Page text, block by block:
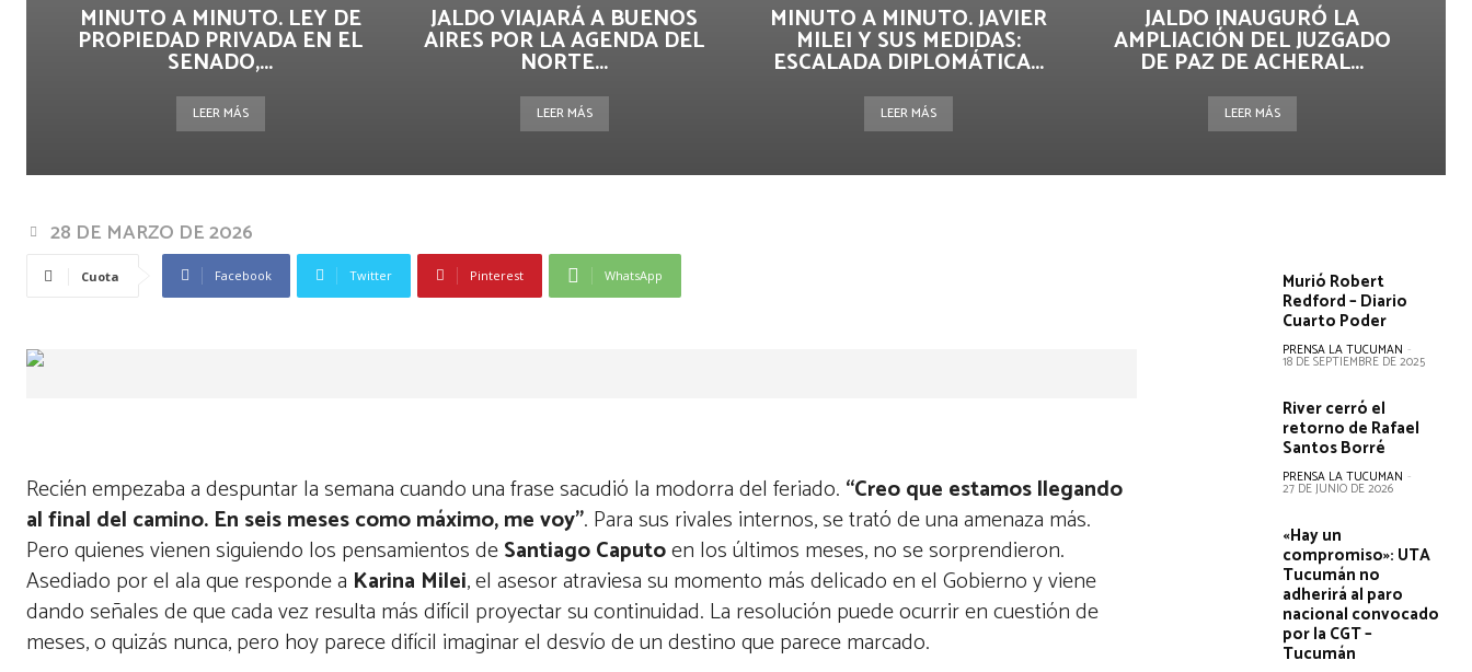
MINUTO A MINUTO. LEY DE
PROPIEDAD PRIVADA EN EL
SENADO,...
LEER MÁS
JALDO VIAJARÁ A BUENOS
AIRES POR LA AGENDA DEL
NORTE...
LEER MÁS
MINUTO A MINUTO. JAVIER
MILEI Y SUS MEDIDAS:
ESCALADA DIPLOMÁTICA...
LEER MÁS
JALDO INAUGURÓ LA
AMPLIACIÓN DEL JUZGADO
DE PAZ DE ACHERAL...
LEER MÁS
28 DE MARZO DE 2026
Cuota Facebook Twitter Pinterest WhatsApp
Recién empezaba a despuntar la semana cuando una frase sacudió la modorra del feriado. “Creo que estamos llegando
al final del camino. En seis meses como máximo, me voy”. Para sus rivales internos, se trató de una amenaza más.
Pero quienes vienen siguiendo los pensamientos deSantiago Caputoen los últimos meses, no se sorprendieron.
Asediado por el ala que responde a Karina Milei, el asesor atraviesa su momento más delicado en el Gobierno y viene
dando señales de que cada vez resulta más difícil proyectar su continuidad. La resolución puede ocurrir en cuestión de
meses, o quizás nunca, pero hoy parece difícil imaginar el desvío de un destino que parece marcado.
Murió Robert
Redford – Diario
Cuarto Poder
PRENSA LA TUCUMAN -
18 DE SEPTIEMBRE DE 2025
River cerró el
retorno de Rafael
Santos Borré
PRENSA LA TUCUMAN -
27 DE JUNIO DE 2026
«Hay un
compromiso»: UTA
Tucumán no
adherirá al paro
nacional convocado
por la CGT –
Tucumán